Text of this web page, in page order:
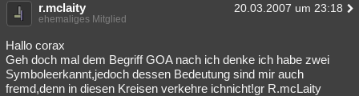
Übersichten
Besucht
Lesenswert Schlüsselwörter
r.mclaity 20.03.2007 um 23:18
ehemaliges Mitglied
Hallo corax
Geh doch mal dem Begriff GOA nach ich denke ich habe zwei
Symboleerkannt,jedoch dessen Bedeutung sind mir auch
fremd,denn in diesen Kreisen verkehre ichnicht!gr R.mcLaity